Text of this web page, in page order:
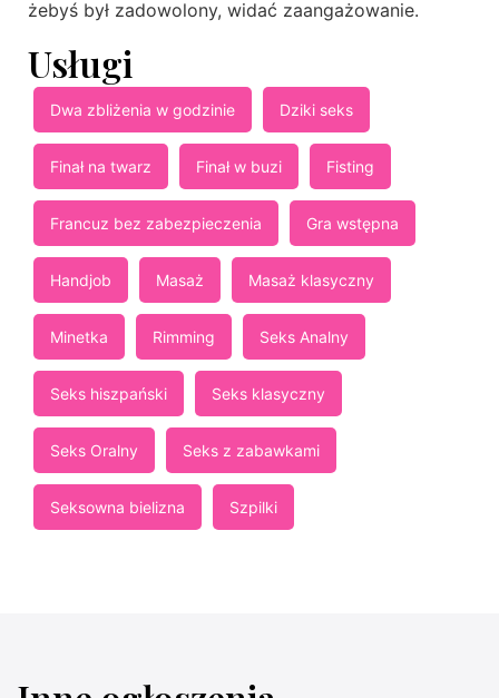
żebyś był zadowolony, widać zaangażowanie.
Usługi
Dwa zbliżenia w godzinie Dziki seks
Finał na twarz Finał w buzi Fisting
Francuz bez zabezpieczenia Gra wstępna
Handjob Masaż Masaż klasyczny
Minetka Rimming Seks Analny
Seks hiszpański Seks klasyczny
Seks Oralny Seks z zabawkami
Seksowna bielizna Szpilki